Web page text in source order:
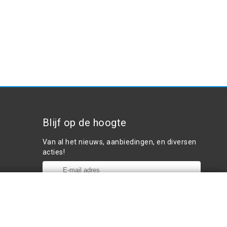
Blijf op de hoogte
Van al het nieuws, aanbiedingen, en diversen
acties!